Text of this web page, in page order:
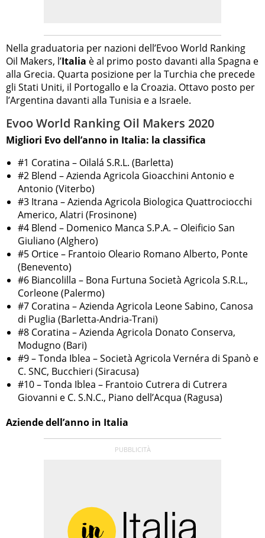
Nella graduatoria per nazioni dell’Evoo World Ranking
Oil Makers, l’Italia è al primo posto davanti alla Spagna e
alla Grecia. Quarta posizione per la Turchia che precede
gli Stati Uniti, il Portogallo e la Croazia. Ottavo posto per
l’Argentina davanti alla Tunisia e a Israele.
Evoo World Ranking Oil Makers 2020
Migliori Evo dell’anno in Italia: la classifica
#1 Coratina – Oilalá S.R.L. (Barletta)
#2 Blend – Azienda Agricola Gioacchini Antonio e
Antonio (Viterbo)
#3 Itrana – Azienda Agricola Biologica Quattrociocchi
Americo, Alatri (Frosinone)
#4 Blend – Domenico Manca S.P.A. – Oleificio San
Giuliano (Alghero)
#5 Ortice – Frantoio Oleario Romano Alberto, Ponte
(Benevento)
#6 Biancolilla – Bona Furtuna Società Agricola S.R.L.,
Corleone (Palermo)
#7 Coratina – Azienda Agricola Leone Sabino, Canosa
di Puglia (Barletta-Andria-Trani)
#8 Coratina – Azienda Agricola Donato Conserva,
Modugno (Bari)
#9 – Tonda Iblea – Società Agricola Vernéra di Spanò e
C. SNC, Bucchieri (Siracusa)
#10 – Tonda Iblea – Frantoio Cutrera di Cutrera
Giovanni e C. S.N.C., Piano dell’Acqua (Ragusa)
Aziende dell’anno in Italia